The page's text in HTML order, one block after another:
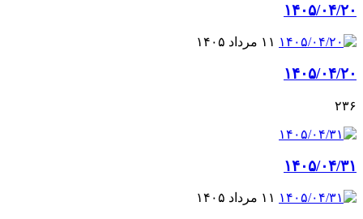
۱۴۰۵/۰۴/۲۰
۱۱ مرداد ۱۴۰۵
۱۴۰۵/۰۴/۲۰
۲۳۶
۱۴۰۵/۰۴/۳۱
۱۱ مرداد ۱۴۰۵